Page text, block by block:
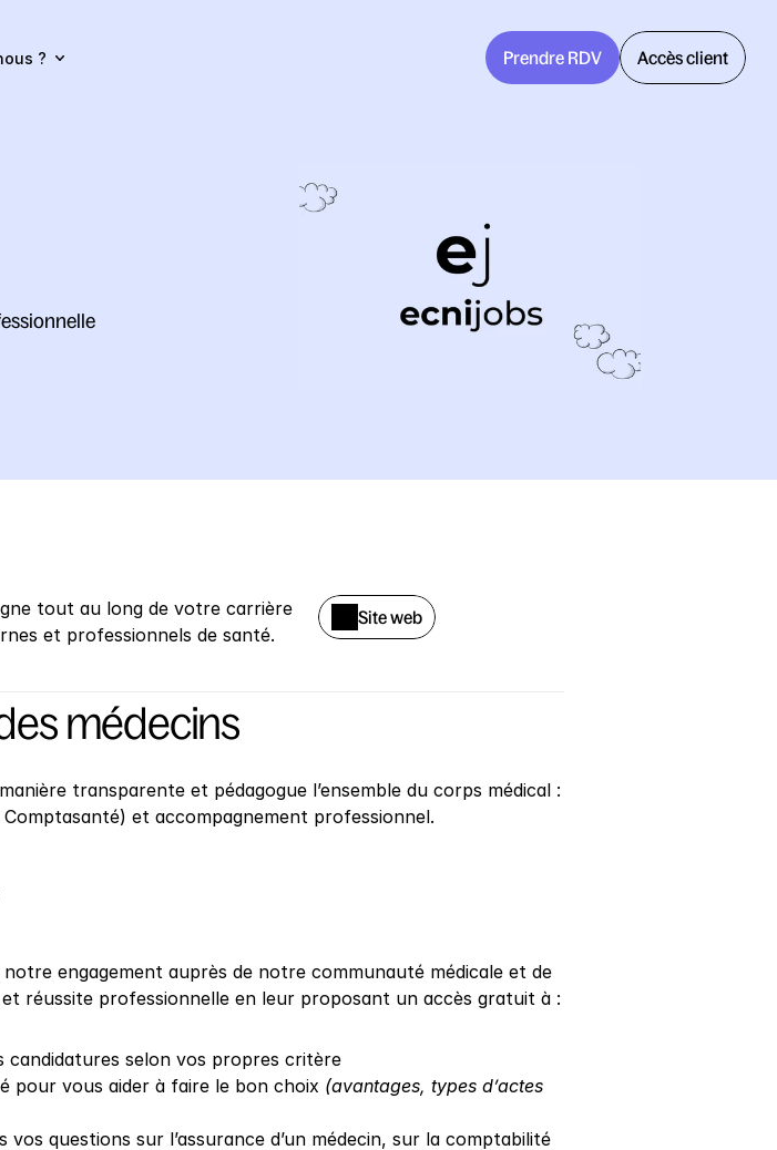
? Prendre RDV Accès client
tout au long de votre carrière
et professionnels de santé.
Site web
médecins
transparente et pédagogue l’ensemble du corps médical :
et accompagnement professionnel.
engagement auprès de notre communauté médicale et de
réussite professionnelle en leur proposant un accès gratuit à :
selon vos propres critère
pour vous aider à faire le bon choix (avantages, types d’actes
questions sur l’assurance d’un médecin, sur la comptabilité